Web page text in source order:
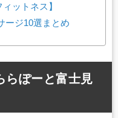
ットネス】
ージ10選まとめ
らぽーと富士見